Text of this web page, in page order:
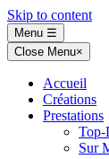
Skip to content
Menu ☰
Close Menu×
Accueil
Créations
Prestations
Top-
Sur